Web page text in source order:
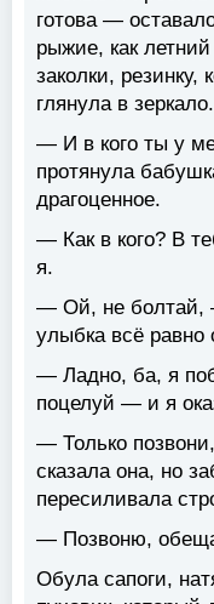
готова —
рыжие, как
заколки, резинку,
глянула в зеркало.
— И в кого ты у
протянула
драгоценное.
— Как в кого? В
я.
— Ой, не болтай,
улыбка всё равно
— Ладно, ба, я
поцелуй — и я
— Только
сказала она, но
пересиливала
— Позвоню,
Обула сапоги,